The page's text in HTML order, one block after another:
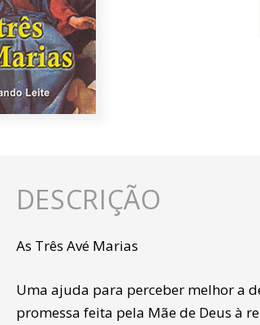
DESCRIÇÃO
As Três Avé Marias
Uma ajuda para perceber melhor a
promessa feita pela Mãe de Deus à